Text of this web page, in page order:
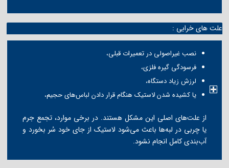
علت های خرابی :
نصب غیراصولی در تعمیرات قبلی،
فرسودگی گیره فلزی،
لرزش زیاد دستگاه،
یا کشیده شدن لاستیک هنگام قرار دادن لباس‌های حجیم،
از علت‌های اصلی این مشکل هستند. در برخی موارد، تجمع جرم
یا چربی در لبه‌ها باعث می‌شود لاستیک از جای خود سُر بخورد و
آب‌بندی کامل انجام نشود.